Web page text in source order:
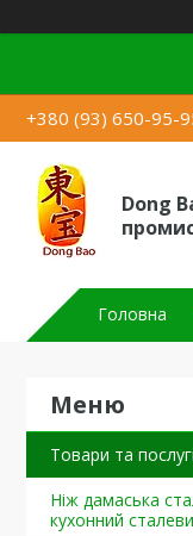
+380 (93) 650-95-
Dong
Головна
Товари та
Ніж дамаська
кухонний